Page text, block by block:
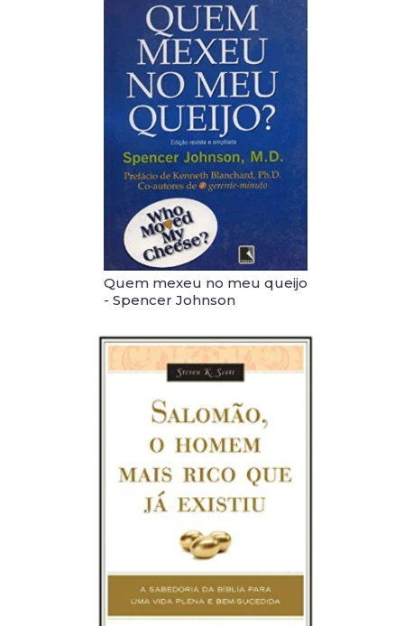
Quem mexeu no meu queijo
- Spencer Johnson